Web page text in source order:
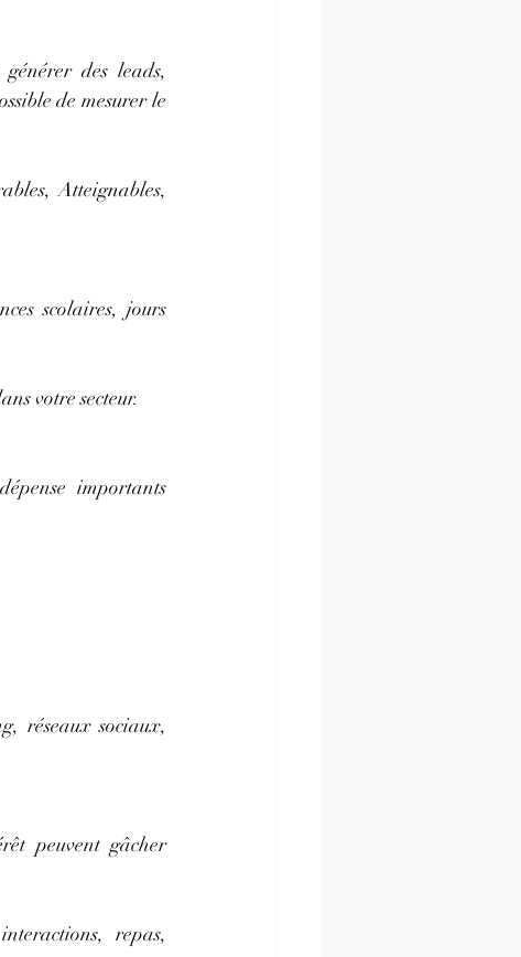
des leads,
de mesurer le
Atteignables,
scolaires, jours
votre secteur.
importants
réseaux sociaux,
peuvent gâcher
repas,